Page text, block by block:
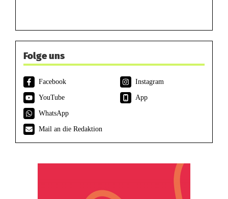
Folge uns
Facebook
Instagram
YouTube
App
WhatsApp
Mail an die Redaktion